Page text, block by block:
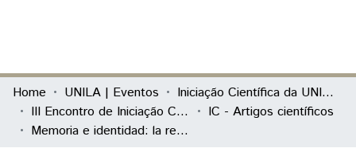
Communities & Collections
All of DSpace
Home UNILA | Eventos
Iniciação Científica da UNILA (IC)
III Encontro de Iniciação Científica da Unila “Pesquisa no século XXI: desafios e possibilidades”
IC - Artigos científicos
Memoria e identidad: la representación del campesinado Paraguayo post-dictadura (1992-2013) y el papel del mismo en la construcción de la democracia